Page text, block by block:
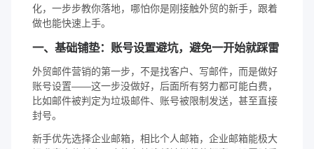
化，一步步教你落地，哪怕你是刚接触外贸的新手，跟着
做也能快速上手。
一、基础铺垫：账号设置避坑，避免一开始就踩雷
外贸邮件营销的第一步，不是找客户、写邮件，而是做好
账号设置——这一步没做好，后面所有努力都可能白费，
比如邮件被判定为垃圾邮件、账号被限制发送，甚至直接
封号。
新手优先选择企业邮箱，相比个人邮箱，企业邮箱能极大